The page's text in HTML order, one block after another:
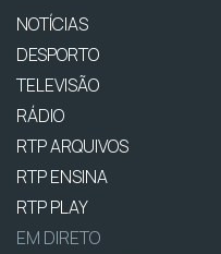
NOTÍCIAS
DESPORTO
TELEVISÃO
RÁDIO
RTP ARQUIVOS
RTP ENSINA
RTP PLAY
EM DIRETO